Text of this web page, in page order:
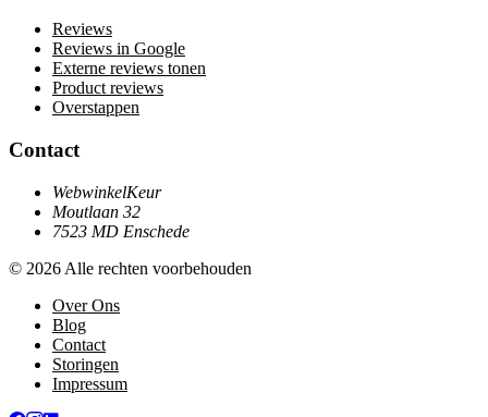
Reviews
Reviews in Google
Externe reviews tonen
Product reviews
Overstappen
Contact
WebwinkelKeur
Moutlaan 32
7523 MD Enschede
© 2026 Alle rechten voorbehouden
Over Ons
Blog
Contact
Storingen
Impressum